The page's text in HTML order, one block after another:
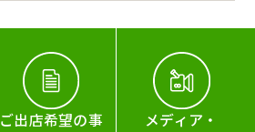
ご出店希望の事
メディア・